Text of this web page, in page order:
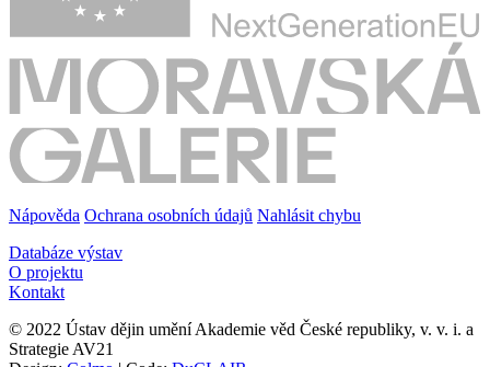
Nápověda Ochrana osobních údajů Nahlásit chybu
Databáze výstav
O projektu
Kontakt
© 2022 Ústav dějin umění Akademie věd České republiky, v. v. i. a
Strategie AV21